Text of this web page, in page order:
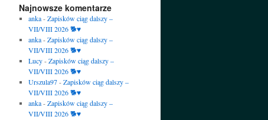
Najnowsze komentarze
anka-Zapisków ciąg dalszy –
VII/VIII 2026 🐕♥️
anka-Zapisków ciąg dalszy –
VII/VIII 2026 🐕♥️
Lucy-Zapisków ciąg dalszy –
VII/VIII 2026 🐕♥️
Urszula97-Zapisków ciąg dalszy –
VII/VIII 2026 🐕♥️
anka-Zapisków ciąg dalszy –
VII/VIII 2026 🐕♥️